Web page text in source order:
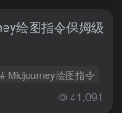
绘图指令保姆级
# Midjourney绘图指令
41,091